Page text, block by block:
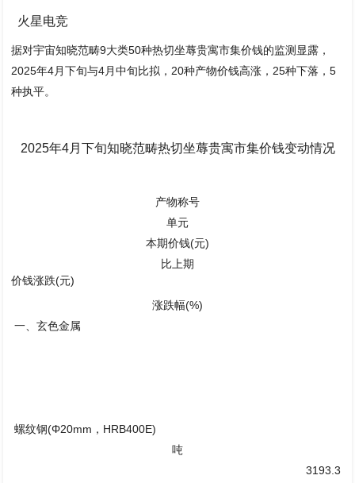
火星电竞
据对宇宙知晓范畴9大类50种热切坐蓐贵寓市集价钱的监测显露，
2025年4月下旬与4月中旬比拟，20种产物价钱高涨，25种下落，5
种执平。
2025年4月下旬知晓范畴热切坐蓐贵寓市集价钱变动情况
产物称号
单元
本期价钱(元)
比上期
价钱涨跌(元)
涨跌幅(%)
一、玄色金属
螺纹钢(Φ20mm，HRB400E)
吨
3193.3